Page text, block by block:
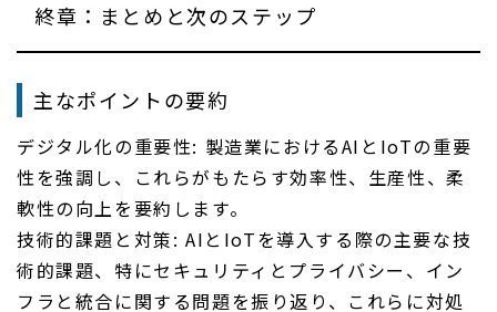
終章：まとめと次のステップ
主なポイントの要約
デジタル化の重要性: 製造業におけるAIとIoTの重要
性を強調し、これらがもたらす効率性、生産性、柔
軟性の向上を要約します。
技術的課題と対策: AIとIoTを導入する際の主要な技
術的課題、特にセキュリティとプライバシー、イン
フラと統合に関する問題を振り返り、これらに対処